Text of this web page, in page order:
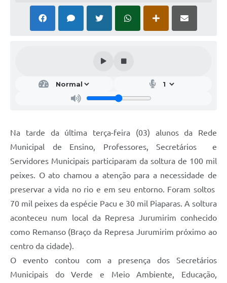
Na tarde da última terça-feira (03) alunos da Rede
Municipal de Ensino, Professores, Secretários e
Servidores Municipais participaram da soltura de 100 mil
peixes. O ato chamou a atenção para a necessidade de
preservar a vida no rio e em seu entorno. Foram soltos
70 mil peixes da espécie Pacu e 30 mil Piaparas. A soltura
aconteceu num local da Represa Jurumirim conhecido
como Remanso (Braço da Represa Jurumirim próximo ao
centro da cidade).
O evento contou com a presença dos Secretários
Municipais do Verde e Meio Ambiente, Educação,